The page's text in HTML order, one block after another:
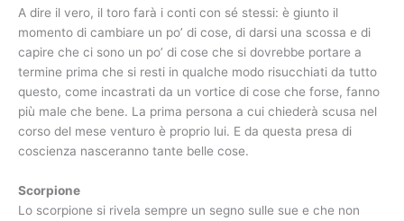
A dire il vero, il toro farà i conti con sé stessi: è giunto il
momento di cambiare un po’ di cose, di darsi una scossa e di
capire che ci sono un po’ di cose che si dovrebbe portare a
termine prima che si resti in qualche modo risucchiati da tutto
questo, come incastrati da un vortice di cose che forse, fanno
più male che bene. La prima persona a cui chiederà scusa nel
corso del mese venturo è proprio lui. E da questa presa di
coscienza nasceranno tante belle cose.
Scorpione
Lo scorpione si rivela sempre un segno sulle sue e che non